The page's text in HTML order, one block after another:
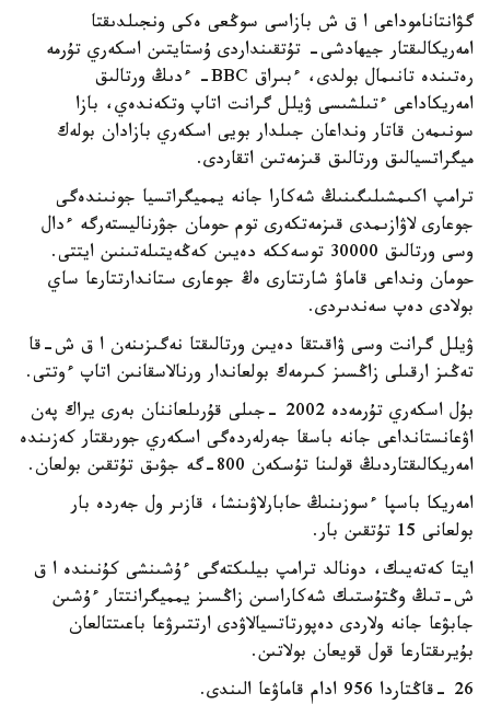
گۋانتاناموداعى ا ق ش بازاسى سوڭعى ەكى ونجىلدىقتا
امەريكالىقتار جيھادشى- تۇتقىنداردى ۇستايتىن اسكەري تۇرمە
رەتىندە تانىمال بولدى، ءبىراق BBC- ءدىڭ ورتالىق
امەريكاداعى ءتىلشىسى ۋيلل گرانت اتاپ وتكەندەي، بازا
سونىمەن قاتار ونداعان جىلدار بويى اسكەري بازادان بولەك
ميگراتسيالىق ورتالىق قىزمەتىن اتقاردى.
ترامپ اكىمشىلىگىنىڭ شەكارا جانە يمميگراتسيا جونىندەگى
جوعارى لاۋازىمدى قىزمەتكەرى توم حومان جۋرناليستەرگە ءدال
وسى ورتالىق 30000 توسەككە دەيىن كەڭەيتىلەتىنىن ايتتى.
حومان ونداعى قاماۋ شارتتارى ەڭ جوعارى ستاندارتتارعا ساي
بولادى دەپ سەندىردى.
ۋيلل گرانت وسى ۋاقىتقا دەيىن ورتالىقتا نەگىزىنەن ا ق ش-قا
تەڭىز ارقىلى زاڭسىز كىرمەك بولعاندار ورنالاسقانىن اتاپ ءوتتى.
بۇل اسكەري تۇرمەدە 2002 -جىلى قۇرىلعاننان بەرى يراك پەن
اۋعانستانداعى جانە باسقا جەرلەردەگى اسكەري جورىقتار كەزىندە
امەريكالىقتاردىڭ قولىنا تۇسكەن 800-گە جۋىق تۇتقىن بولعان.
امەريكا باسپا ءسوزىنىڭ حابارلاۋىنشا، قازىر ول جەردە بار
بولعانى 15 تۇتقىن بار.
ايتا كەتەيىك، دونالد ترامپ بيلىكتەگى ءۇشىنشى كۇنىندە ا ق
ش-تىڭ وڭتۇستىك شەكاراسىن زاڭسىز يمميگرانتتار ءۇشىن
جابۋعا جانە ولاردى دەپورتاتسيالاۋدى ارتتىرۋعا باعىتتالعان
بۇيرىقتارعا قول قويعان بولاتىن.
26 -قاڭتاردا 956 ادام قاماۋعا الىندى.